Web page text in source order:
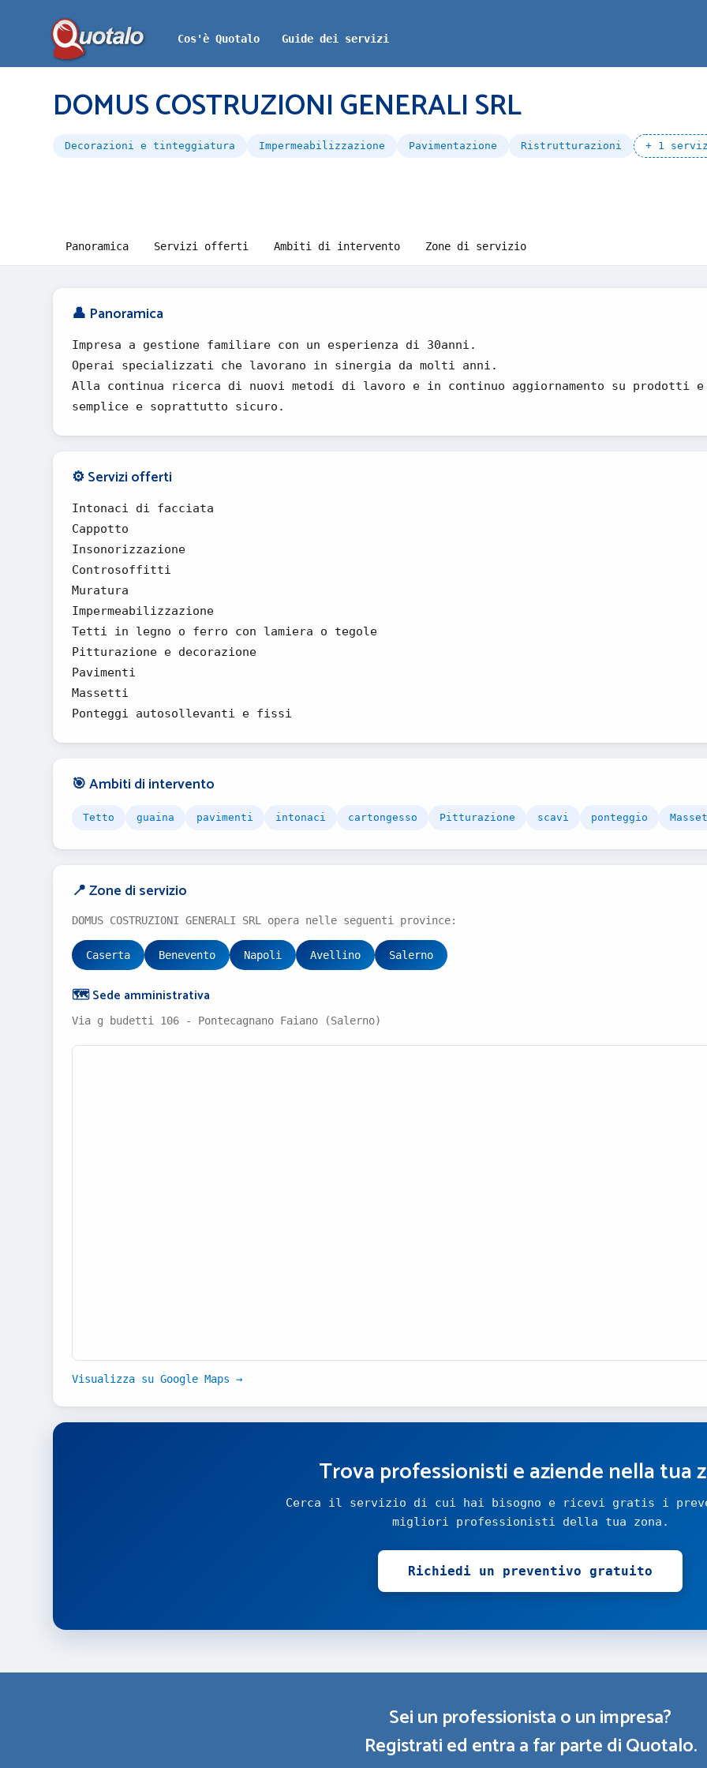
Cos'è Quotalo Guide dei servizi
DOMUS COSTRUZIONI GENERALI SRL
Decorazioni e tinteggiatura Impermeabilizzazione Pavimentazione Ristrutturazioni + 1
Panoramica Servizi offerti Ambiti di intervento Zone di servizio
👤 Panoramica
Impresa a gestione familiare con un esperienza di 30anni.
Operai specializzati che lavorano in sinergia da molti anni.
Alla continua ricerca di nuovi metodi di lavoro e in continuo aggiornamento su prodotti
semplice e soprattutto sicuro.
⚙️ Servizi offerti
Intonaci di facciata
Cappotto
Insonorizzazione
Controsoffitti
Muratura
Impermeabilizzazione
Tetti in legno o ferro con lamiera o tegole
Pitturazione e decorazione
Pavimenti
Massetti
Ponteggi autosollevanti e fissi
🎯 Ambiti di intervento
Tetto guaina pavimenti intonaci cartongesso Pitturazione scavi ponteggio
📍 Zone di servizio
DOMUS COSTRUZIONI GENERALI SRL opera nelle seguenti province:
Caserta Benevento Napoli Avellino Salerno
🗺️ Sede amministrativa
Via g budetti 106 - Pontecagnano Faiano (Salerno)
Visualizza su Google Maps →
Trova professionisti e aziende nella tua
Cerca il servizio di cui hai bisogno e ricevi gratis i
migliori professionisti della tua zona.
Richiedi un preventivo gratuito
Sei un professionista o un impresa?
Registrati ed entra a far parte di Quotalo.